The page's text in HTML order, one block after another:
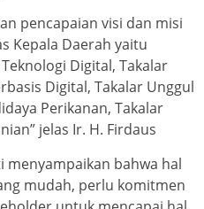
pencapaian visi dan misi
Kepala Daerah yaitu
Digital, Takalar
Digital, Takalar Unggul
Perikanan, Takalar
jelas Ir. H. Firdaus
bahwa hal
mudah, perlu komitmen